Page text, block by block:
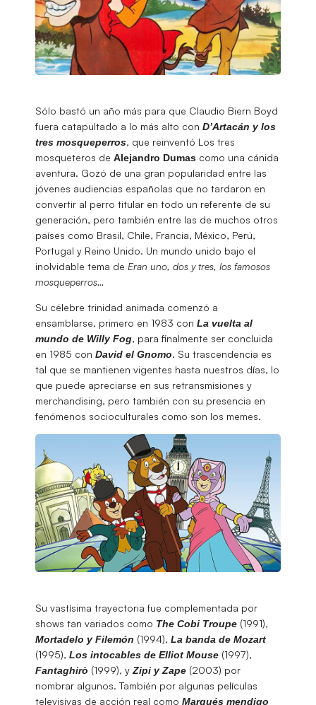
Sólo bastó un año más para que Claudio Biern Boyd
fuera catapultado a lo más alto con D’Artacán y los
tres mosqueperros, que reinventó Los tres
mosqueteros de Alejandro Dumas como una cánida
aventura. Gozó de una gran popularidad entre las
jóvenes audiencias españolas que no tardaron en
convertir al perro titular en todo un referente de su
generación, pero también entre las de muchos otros
países como Brasil, Chile, Francia, México, Perú,
Portugal y Reino Unido. Un mundo unido bajo el
inolvidable tema de Eran uno, dos y tres, los famosos
mosqueperros…
Su célebre trinidad animada comenzó a
ensamblarse, primero en 1983 con La vuelta al
mundo de Willy Fog, para finalmente ser concluida
en 1985 con David el Gnomo. Su trascendencia es
tal que se mantienen vigentes hasta nuestros días, lo
que puede apreciarse en sus retransmisiones y
merchandising, pero también con su presencia en
fenómenos socioculturales como son los memes.
Su vastísima trayectoria fue complementada por
shows tan variados como The Cobi Troupe (1991),
Mortadelo y Filemón (1994), La banda de Mozart
(1995), Los intocables de Elliot Mouse (1997),
Fantaghirò (1999), y Zipi y Zape (2003) por
nombrar algunos. También por algunas películas
televisivas de acción real como Marqués mendigo